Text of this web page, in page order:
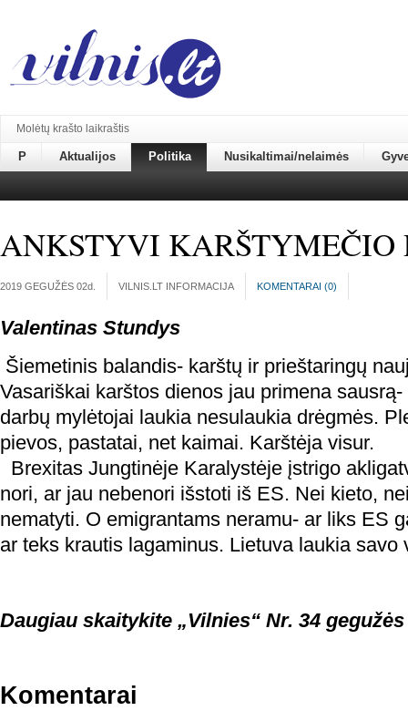
Molėtų krašto laikraštis
P Aktualijos Politika Nusikaltimai/nelaimės
ANKSTYVI KARŠTYMEČIO
2019 GEGUŽĖS 02d. VILNIS.LT INFORMACIJA KOMENTARAI (0)
Valentinas Stundys
Šiemetinis balandis- karštų ir prieštaringų
Vasariškai karštos dienos jau primena
darbų mylėtojai laukia nesulaukia drėgmės.
pievos, pastatai, net kaimai. Karštėja visur.
Brexitas Jungtinėje Karalystėje įstrigo
nori, ar jau nebenori išstoti iš ES. Nei kieto,
nematyti. O emigrantams neramu- ar liks ES
ar teks krautis lagaminus. Lietuva laukia savo
Daugiau skaitykite „Vilnies“ Nr. 34 gegužės
Komentarai